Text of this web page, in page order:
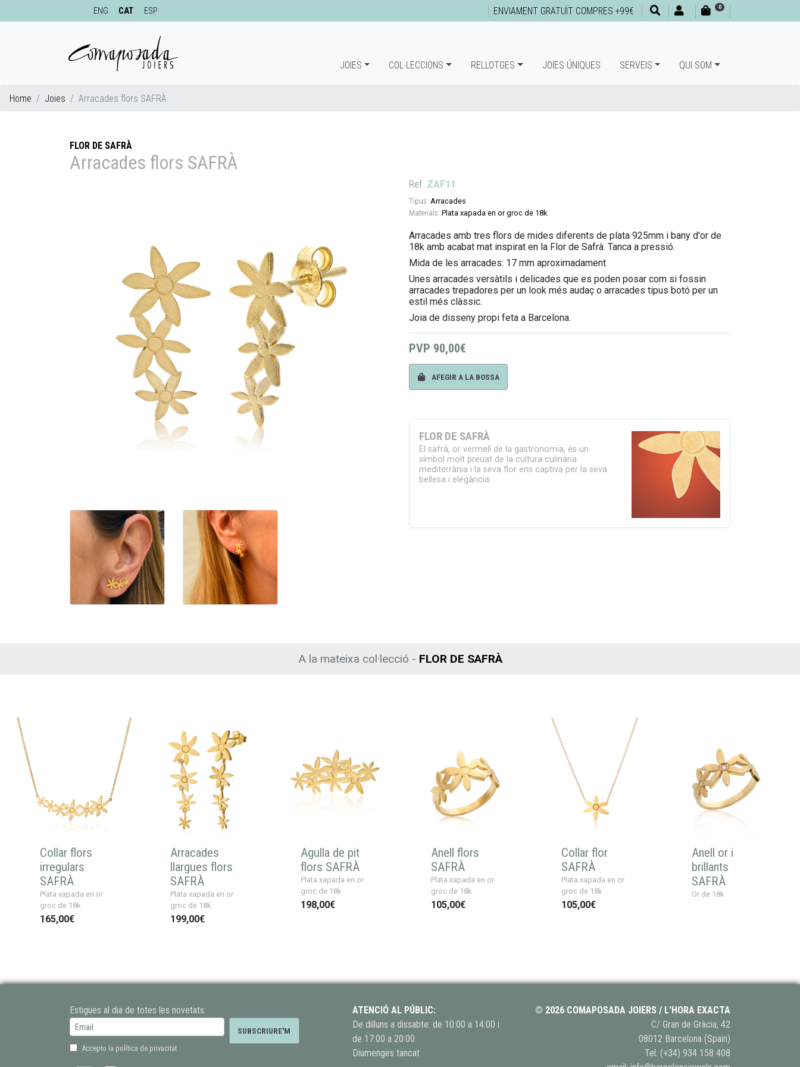
ENG CAT ESP ENVIAMENT GRATUÏT COMPRES +99€ 0
JOIES COL·LECCIONS RELLOTGES JOIES ÚNIQUES SERVEIS QUI SOM
Home Joies Arracades flors SAFRÀ
FLOR DE SAFRÀ
Arracades flors SAFRÀ
Ref. ZAF11
Tipus: Arracades
Materials: Plata xapada en or groc de 18k
Arracades amb tres flors de mides diferents de plata 925mm i bany d'or de
18k amb acabat mat inspirat en la Flor de Safrà. Tanca a pressió.
Mida de les arracades: 17 mm aproximadament
Unes arracades versàtils i delicades que es poden posar com si fossin
arracades trepadores per un look més audaç o arracades tipus botó per un
estil més clàssic.
Joia de disseny propi feta a Barcelona.
PVP 90,00€
AFEGIR A LA BOSSA
FLOR DE SAFRÀ
El safrà, or vermell de la gastronomia, és un
símbol molt preuat de la cultura culinària
mediterrània i la seva flor ens captiva per la seva
bellesa i elegància.
A la mateixa col·lecció - FLOR DE SAFRÀ
Collar flors
irregulars
SAFRÀ
Plata xapada en or
groc de 18k
165,00€
Arracades
llargues flors
SAFRÀ
Plata xapada en or
groc de 18k
199,00€
Agulla de pit
flors SAFRÀ
Plata xapada en or
groc de 18k
198,00€
Anell flors
SAFRÀ
Plata xapada en or
groc de 18k
105,00€
Collar flor
SAFRÀ
Plata xapada en or
groc de 18k
105,00€
Anell or i
brillants
SAFRÀ
Or de 18k
Estigues al dia de totes les novetats:
Accepto la política de privacitat
ATENCIÓ AL PÚBLIC:
De dilluns a dissabte: de 10:00 a 14:00 i
de 17:00 a 20:00
Diumenges tancat
© 2026 COMAPOSADA JOIERS / L'HORA EXACTA
C/ Gran de Gràcia, 42
08012 Barcelona (Spain)
Tel. (+34) 934 158 408